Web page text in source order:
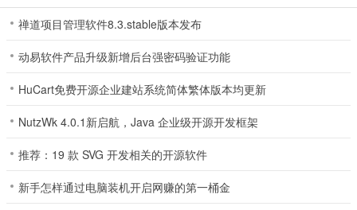
禅道项目管理软件8.3.stable版本发布
动易软件产品升级新增后台强密码验证功能
HuCart免费开源企业建站系统简体繁体版本均更新
NutzWk 4.0.1新启航，Java 企业级开源开发框架
推荐：19 款 SVG 开发相关的开源软件
新手怎样通过电脑装机开启网赚的第一桶金